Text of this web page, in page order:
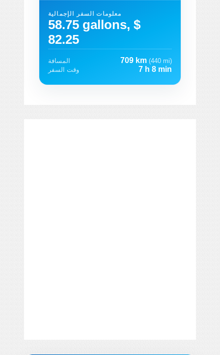
معلومات السفر الإجمالية
58.75 gallons, $
82.25
المسافة 709 km (440 mi)
وقت السفر
7 h 8 min